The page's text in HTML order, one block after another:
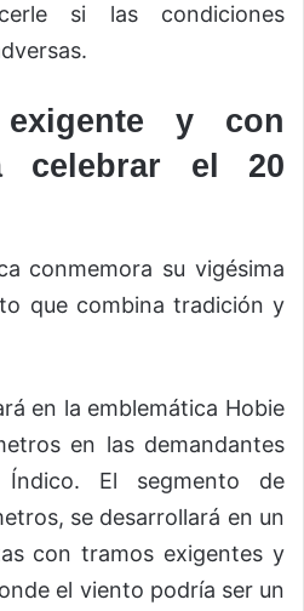
si las condiciones
y con
celebrar el 20
conmemora su vigésima
que combina tradición y
en la emblemática Hobie
en las demandantes
El segmento de
se desarrollará en un
con tramos exigentes y
el viento podría ser un